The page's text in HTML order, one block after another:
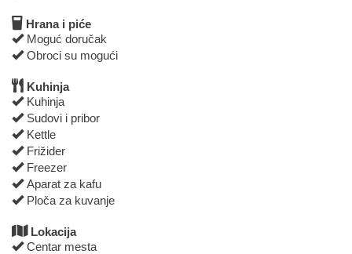
Hrana i piće
Moguć doručak
Obroci su mogući
Kuhinja
Kuhinja
Sudovi i pribor
Kettle
Frižider
Freezer
Aparat za kafu
Ploča za kuvanje
Lokacija
Centar mesta